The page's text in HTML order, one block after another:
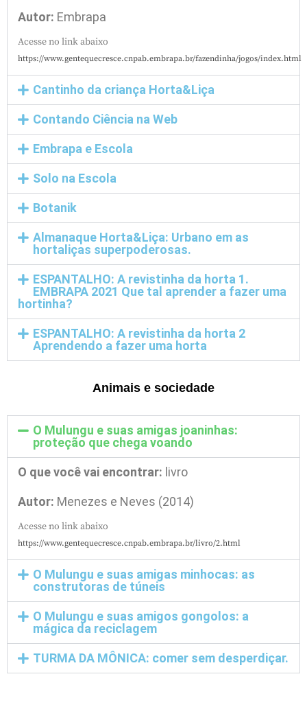
Autor: Embrapa
Acesse no link abaixo
https://www.gentequecresce.cnpab.embrapa.br/fazendinha/jogos/index.html
Cantinho da criança Horta&Liça
Contando Ciência na Web
Embrapa e Escola
Solo na Escola
Botanik
Almanaque Horta&Liça: Urbano em as
hortaliças superpoderosas.
ESPANTALHO: A revistinha da horta 1.
EMBRAPA 2021 Que tal aprender a fazer uma
hortinha?
ESPANTALHO: A revistinha da horta 2
Aprendendo a fazer uma horta
Animais e sociedade
O Mulungu e suas amigas joaninhas:
proteção que chega voando
O que você vai encontrar: livro
Autor: Menezes e Neves (2014)
Acesse no link abaixo
https://www.gentequecresce.cnpab.embrapa.br/livro/2.html
O Mulungu e suas amigas minhocas: as
construtoras de túneis
O Mulungu e suas amigos gongolos: a
mágica da reciclagem
TURMA DA MÔNICA: comer sem desperdiçar.